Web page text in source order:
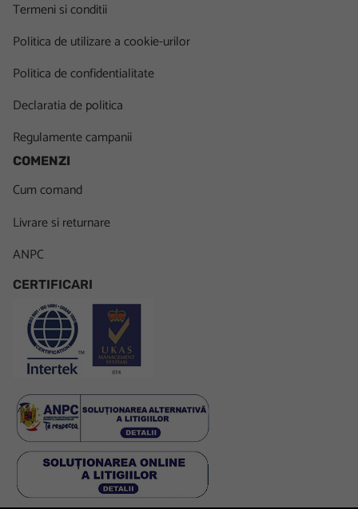
Termeni si conditii
Politica de utilizare a cookie-urilor
Politica de confidentialitate
Declaratia de politica
Regulamente campanii
COMENZI
Cum comand
Livrare si returnare
ANPC
CERTIFICARI